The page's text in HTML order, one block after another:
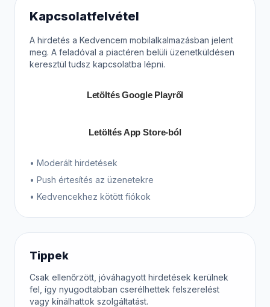
Kapcsolatfelvétel
A hirdetés a Kedvencem mobilalkalmazásban jelent
meg. A feladóval a piactéren belüli üzenetküldésen
keresztül tudsz kapcsolatba lépni.
Letöltés Google Playről
Letöltés App Store-ból
• Moderált hirdetések
• Push értesítés az üzenetekre
• Kedvencekhez kötött fiókok
Tippek
Csak ellenőrzött, jóváhagyott hirdetések kerülnek
fel, így nyugodtabban cserélhettek felszerelést
vagy kínálhattok szolgáltatást.